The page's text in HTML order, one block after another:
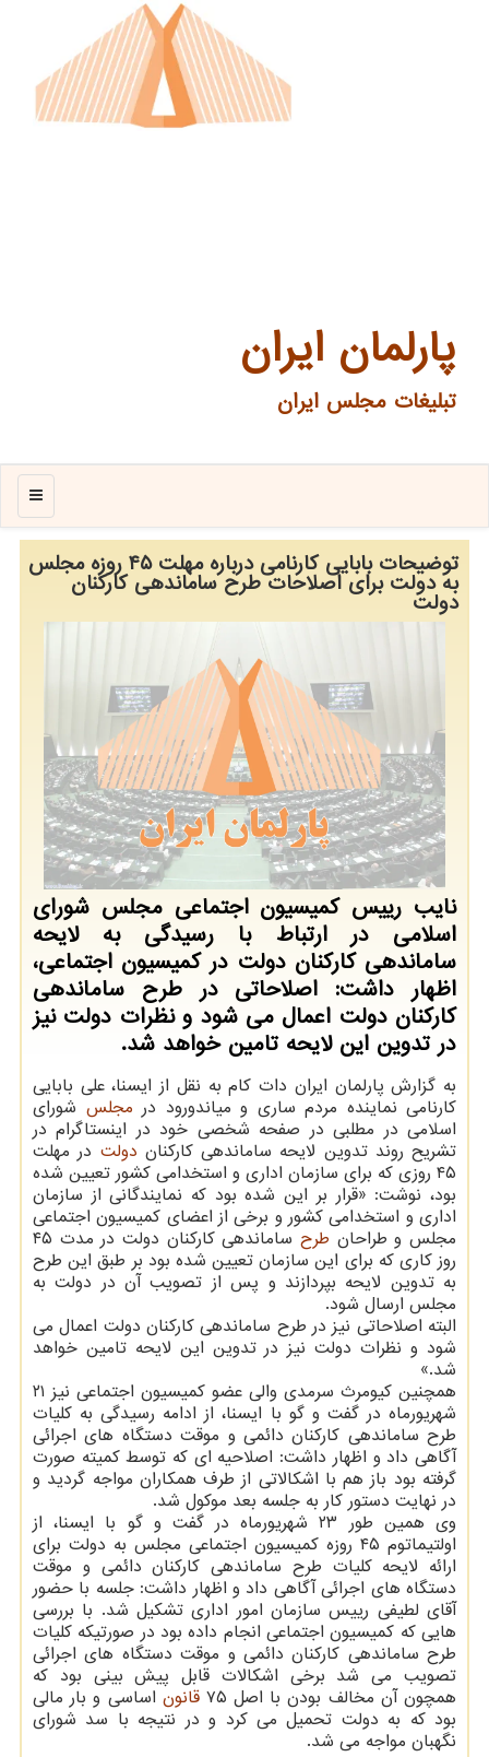
پارلمان ایران
تبلیغات مجلس ایران
منو
توضیحات بابایی کارنامی درباره مهلت ۴۵ روزه مجلس
به دولت برای اصلاحات طرح ساماندهی کارکنان
دولت
نایب رییس کمیسیون اجتماعی مجلس شورای
اسلامی در ارتباط با رسیدگی به لایحه
ساماندهی کارکنان دولت در کمیسیون اجتماعی،
اظهار داشت: اصلاحاتی در طرح ساماندهی
کارکنان دولت اعمال می شود و نظرات دولت نیز
در تدوین این لایحه تامین خواهد شد.
به گزارش پارلمان ایران دات کام به نقل از ایسنا، علی بابایی
کارنامی نماینده مردم ساری و میاندورود در مجلس شورای
اسلامی در مطلبی در صفحه شخصی خود در اینستاگرام در
تشریح روند تدوین لایحه ساماندهی کارکنان دولت در مهلت
۴۵ روزی که برای سازمان اداری و استخدامی کشور تعیین شده
بود، نوشت: «قرار بر این شده بود که نمایندگانی از سازمان
اداری و استخدامی کشور و برخی از اعضای کمیسیون اجتماعی
مجلس و طراحان طرح
ساماندهی کارکنان دولت در مدت ۴۵
روز کاری که برای این سازمان تعیین شده بود بر طبق این طرح
به تدوین لایحه بپردازند و پس از تصویب آن در دولت به
مجلس ارسال شود.
البته اصلاحاتی نیز در طرح ساماندهی کارکنان دولت اعمال می
شود و نظرات دولت نیز در تدوین این لایحه تامین خواهد
شد.»
همچنین کیومرث سرمدی والی عضو کمیسیون اجتماعی نیز ۲۱
شهریورماه در گفت و گو با ایسنا، از ادامه رسیدگی به کلیات
طرح ساماندهی کارکنان دائمی و موقت دستگاه های اجرائی
آگاهی داد و اظهار داشت: اصلاحیه ای که توسط کمیته صورت
گرفته بود باز هم با اشکالاتی از طرف همکاران مواجه گردید و
در نهایت دستور کار به جلسه بعد موکول شد.
وی همین طور ۲۳ شهریورماه در گفت و گو با ایسنا، از
اولتیماتوم ۴۵ روزه کمیسیون اجتماعی مجلس به دولت برای
ارائه لایحه کلیات طرح ساماندهی کارکنان دائمی و موقت
دستگاه های اجرائی آگاهی داد و اظهار داشت: جلسه با حضور
آقای لطیفی رییس سازمان امور اداری تشکیل شد. با بررسی
هایی که کمیسیون اجتماعی انجام داده بود در صورتیکه کلیات
طرح ساماندهی کارکنان دائمی و موقت دستگاه های اجرائی
تصویب می شد برخی اشکالات قابل پیش بینی بود که
همچون آن مخالف بودن با اصل ۷۵
قانون اساسی و بار مالی
بود که به دولت تحمیل می کرد و در نتیجه با سد شورای
نگهبان مواجه می شد.